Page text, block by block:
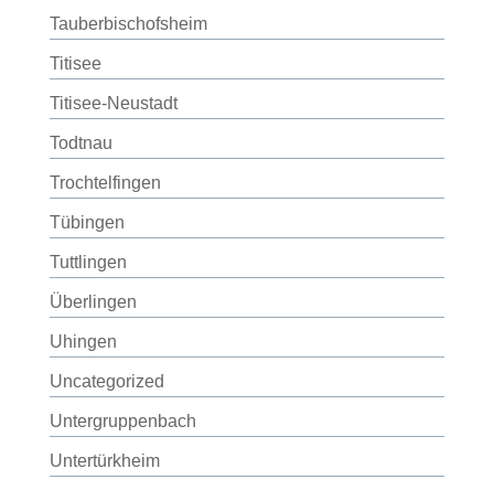
Tauberbischofsheim
Titisee
Titisee-Neustadt
Todtnau
Trochtelfingen
Tübingen
Tuttlingen
Überlingen
Uhingen
Uncategorized
Untergruppenbach
Untertürkheim